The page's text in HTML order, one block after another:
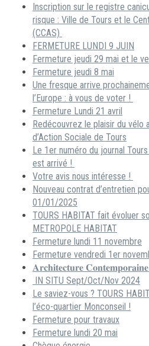
Inscription sur le registre
risque : Ville de Tours et le
(CCAS)
FERMETURE LUNDI 9 JUIN
Fermeture jeudi 29 mai et le
Fermeture jeudi 8 mai
Une fresque arrive
l’Europe : à vous de voter !
Fermeture Lundi 21 avril
Redécouvrez le plaisir du vélo
d’Action Sociale de Tours
Le 1er numéro du journal
est arrivé !
Votre avis nous intéresse !
Nouveau contrat d’entretien
01/01/2025
TOURS HABITAT fait évoluer
METROPOLE HABITAT
Fermeture lundi 11 novembre
Fermeture vendredi 1er
𝐀𝐫𝐜𝐡𝐢𝐭𝐞𝐜𝐭𝐮𝐫𝐞
IN SITU Sept/Oct/Nov 2024
Le saviez-vous ? TOURS
l’éco-quartier Monconseil !
Fermeture pour travaux
Fermeture lundi 20 mai